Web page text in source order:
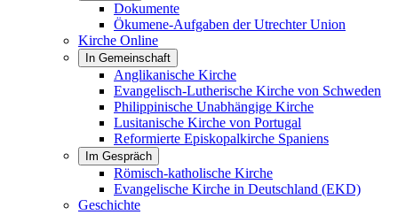
Dokumente
Ökumene-Aufgaben der Utrechter Union
Kirche Online
In Gemeinschaft
Anglikanische Kirche
Evangelisch-Lutherische Kirche von Schweden
Philippinische Unabhängige Kirche
Lusitanische Kirche von Portugal
Reformierte Episkopalkirche Spaniens
Im Gespräch
Römisch-katholische Kirche
Evangelische Kirche in Deutschland (EKD)
Geschichte